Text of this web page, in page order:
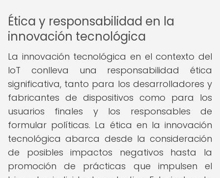
Ética y responsabilidad en la
innovación tecnológica
La innovación tecnológica en el contexto del
IoT conlleva una responsabilidad ética
significativa, tanto para los desarrolladores y
fabricantes de dispositivos como para los
usuarios finales y los responsables de
formular políticas. La ética en la innovación
tecnológica abarca desde la consideración
de posibles impactos negativos hasta la
promoción de prácticas que impulsen el